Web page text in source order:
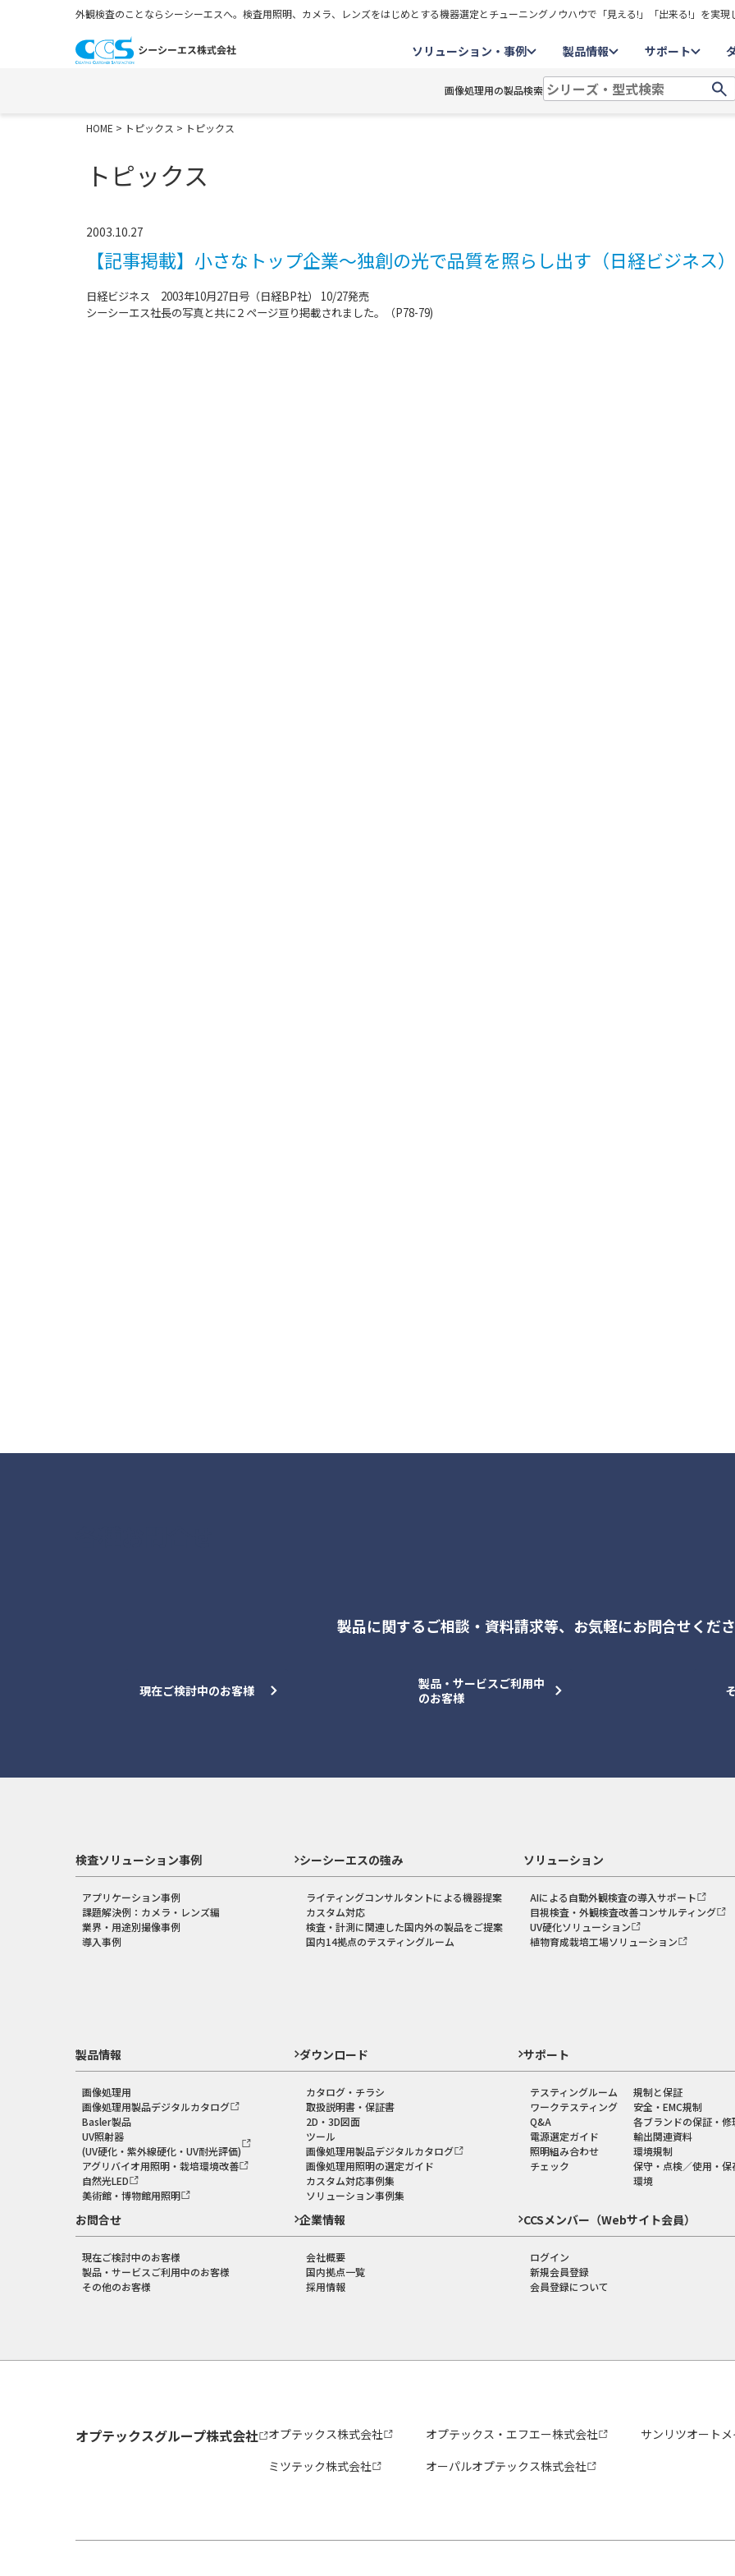
外観検査のことならシーシーエスへ。検査用照明、カメラ、レンズをはじめとする機器選定とチューニングノウハウで「見える!」「出来る!」を実現
ソリューション・事例 製品情報 サポート
画像処理用の製品検索
HOME > トピックス > トピックス
トピックス
2003.10.27
【記事掲載】小さなトップ企業～独創の光で品質を照らし出す（日経ビジネス）
日経ビジネス 2003年10月27日号（日経BP社） 10/27発売
シーシーエス社長の写真と共に２ページ亘り掲載されました。（P78-79)
製品に関するご相談・資料請求等、 お気軽にお問合せくださ
現在ご検討中のお客様
製品・サービスご利用中
のお客様
検査ソリューション事例
アプリケーション事例
課題解決例：カメラ・レンズ編
業界・用途別撮像事例
導入事例
シーシーエスの強み
ライティングコンサルタントによる機器提案
カスタム対応
検査・計測に関連した国内外の製品をご提案
国内14拠点のテスティングルーム
ソリューション
AIによる自動外観検査の導入サポート
目視検査・外観検査改善コンサルティング
UV硬化ソリューション
植物育成栽培工場ソリューション
製品情報
画像処理用
画像処理用製品デジタルカタログ
Basler製品
UV照射器
(UV硬化・紫外線硬化・UV耐光評価)
アグリバイオ用照明・栽培環境改善
自然光LED
美術館・博物館用照明
ダウンロード
カタログ・チラシ
取扱説明書・保証書
2D・3D図面
ツール
画像処理用製品デジタルカタログ
画像処理用照明の選定ガイド
カスタム対応事例集
ソリューション事例集
サポート
テスティングルーム
ワークテスティング
Q&A
電源選定ガイド
照明組み合わせ
チェック
規制と保証
安全・EMC規制
各ブランドの保証・修
輸出関連資料
環境規制
保守・点検／使用・保
環境
お問合せ
現在ご検討中のお客様
製品・サービスご利用中のお客様
その他のお客様
企業情報
会社概要
国内拠点一覧
採用情報
CCSメンバー（Webサイト会員）
ログイン
新規会員登録
会員登録について
オプテックスグループ株式会社 オプテックス株式会社 オプテックス・エフエー株式会社
サンリツオート
ミツテック株式会社
オーパルオプテックス株式会社